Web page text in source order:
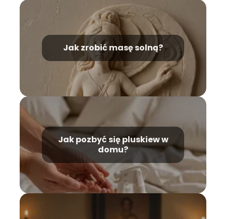
Jak zrobić masę solną?
Jak pozbyć się pluskiew w
domu?